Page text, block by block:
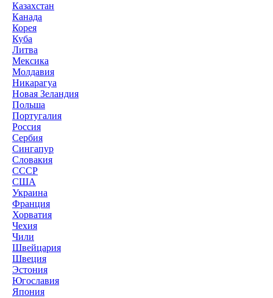
Казахстан
Канада
Корея
Куба
Литва
Мексика
Молдавия
Никарагуа
Новая Зеландия
Польша
Португалия
Россия
Сербия
Сингапур
Словакия
СССР
США
Украина
Франция
Хорватия
Чехия
Чили
Швейцария
Швеция
Эстония
Югославия
Япония